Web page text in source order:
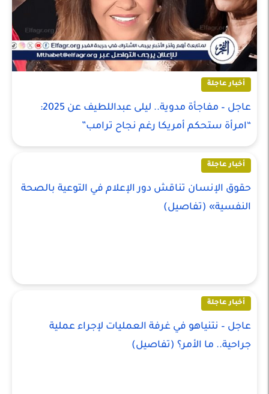
أخبار عاجلة
عاجل – مفاجأة مدوية.. ليلى عبداللطيف عن 2025:
“امرأة ستحكم أمريكا رغم نجاح ترامب”
أخبار عاجلة
حقوق الإنسان تناقش دور الإعلام في التوعية بالصحة
النفسية» (تفاصيل)
أخبار عاجلة
عاجل – نتنياهو في غرفة العمليات لإجراء عملية
جراحية.. ما الأمر؟ (تفاصيل)